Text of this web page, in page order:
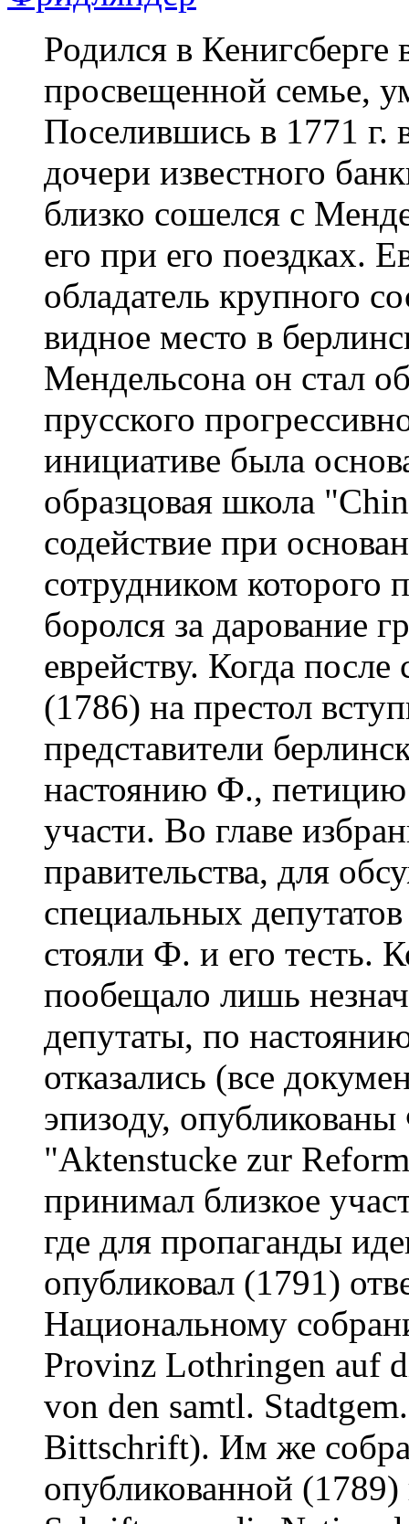
Родился в Кенигсберге
просвещенной семье,
Поселившись в 1771 г.
дочери известного
близко сошелся с
его при его поездках.
обладатель крупного
видное место в
Мендельсона он стал
прусского
инициативе была
образцовая школа
содействие при
сотрудником которого
боролся за дарование
еврейству. Когда
(1786) на престол
представители
настоянию Ф.,
участи. Во главе
правительства, для
специальных
стояли Ф. и его тесть.
пообещало лишь
депутаты, по
отказались (все
эпизоду,
"Aktenstucke zur
принимал близкое
где для пропаганды
опубликовал (1791)
Национальному
Provinz Lothringen auf
von den samtl.
Bittschrift). Им же
опубликованной